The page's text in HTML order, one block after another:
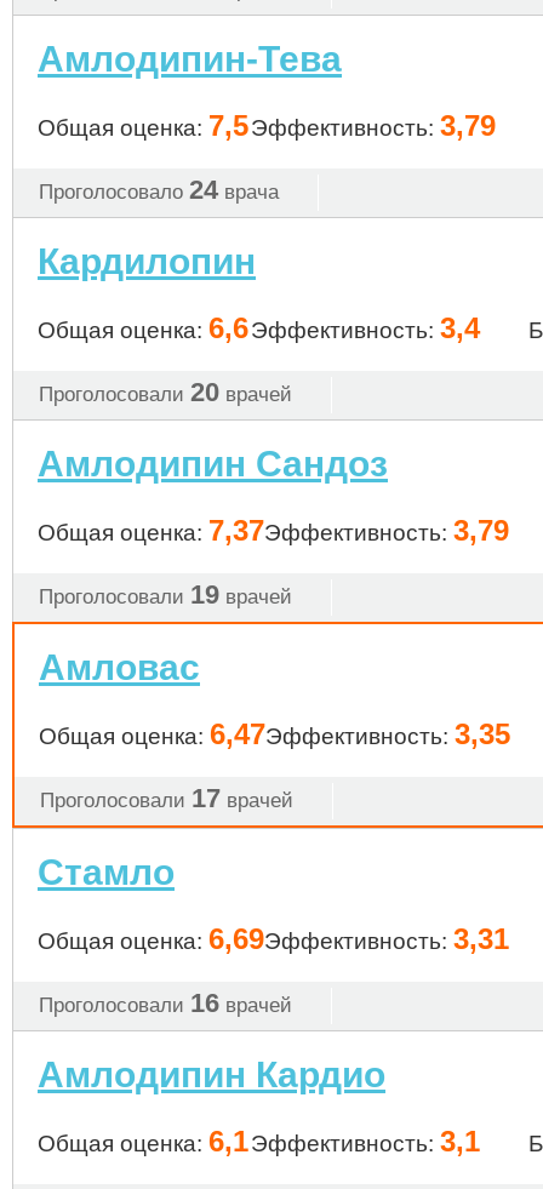
Амлодипин-Тева
Общая оценка: 7,5Эффективность: 3,79
Проголосовало 24 врача
Кардилопин
Общая оценка: 6,6Эффективность: 3,4
Проголосовали 20 врачей
Амлодипин Сандоз
Общая оценка: 7,37Эффективность: 3,79
Проголосовали 19 врачей
Амловас
Общая оценка: 6,47Эффективность: 3,35
Проголосовали 17 врачей
Стамло
Общая оценка: 6,69Эффективность: 3,31
Проголосовали 16 врачей
Амлодипин Кардио
Общая оценка: 6,1Эффективность: 3,1